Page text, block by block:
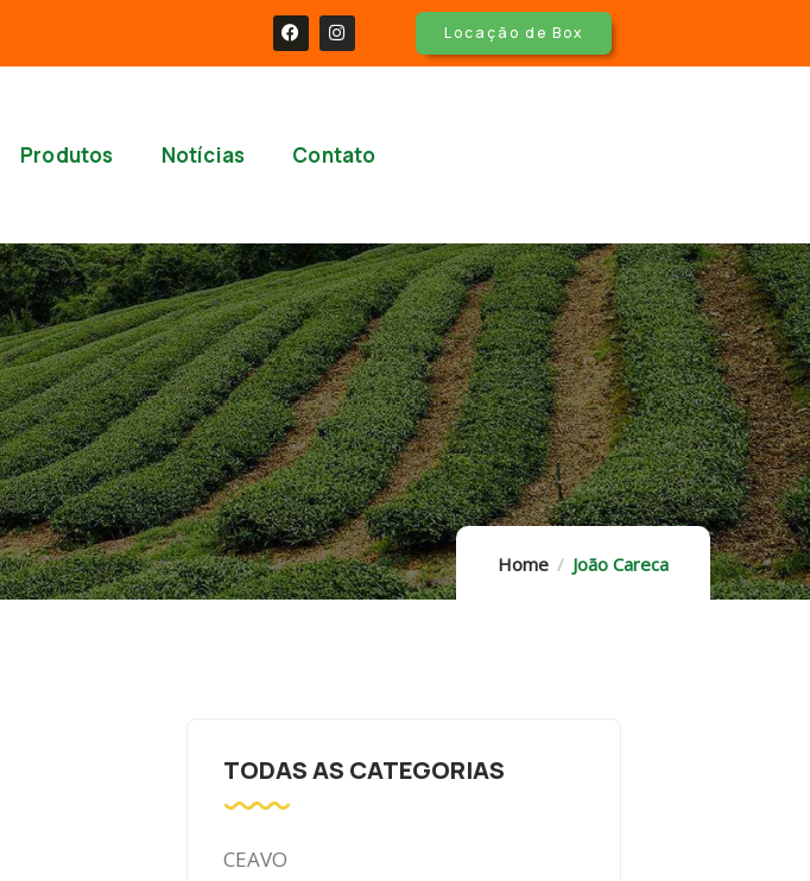
Locação de Box
Produtos Notícias Contato
Home João Careca
TODAS AS CATEGORIAS
CEAVO